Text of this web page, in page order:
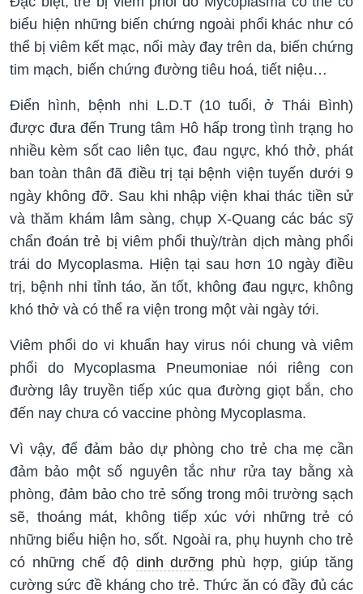
biểu hiện những biến chứng ngoài phổi khác như có
thể bị viêm kết mạc, nổi mày đay trên da, biến chứng
tim mạch, biến chứng đường tiêu hoá, tiết niệu…
Điển hình, bệnh nhi L.D.T (10 tuổi, ở Thái Bình)
được đưa đến Trung tâm Hô hấp trong tình trạng ho
nhiều kèm sốt cao liên tục, đau ngực, khó thở, phát
ban toàn thân đã điều trị tại bệnh viện tuyến dưới 9
ngày không đỡ. Sau khi nhập viện khai thác tiền sử
và thăm khám lâm sàng, chụp X-Quang các bác sỹ
chẩn đoán trẻ bị viêm phổi thuỳ/tràn dịch màng phổi
trái do Mycoplasma. Hiện tại sau hơn 10 ngày điều
trị, bệnh nhi tỉnh táo, ăn tốt, không đau ngực, không
khó thở và có thể ra viện trong một vài ngày tới.
Viêm phổi do vi khuẩn hay virus nói chung và viêm
phổi do Mycoplasma Pneumoniae nói riêng con
đường lây truyền tiếp xúc qua đường giọt bắn, cho
đến nay chưa có vaccine phòng Mycoplasma.
Vì vậy, để đảm bảo dự phòng cho trẻ cha mẹ cần
đảm bảo một số nguyên tắc như rửa tay bằng xà
phòng, đảm bảo cho trẻ sống trong môi trường sạch
sẽ, thoáng mát, không tiếp xúc với những trẻ có
những biểu hiện ho, sốt. Ngoài ra, phụ huynh cho trẻ
có những chế độ dinh dưỡng phù hợp, giúp tăng
cường sức đề kháng cho trẻ. Thức ăn có đầy đủ các